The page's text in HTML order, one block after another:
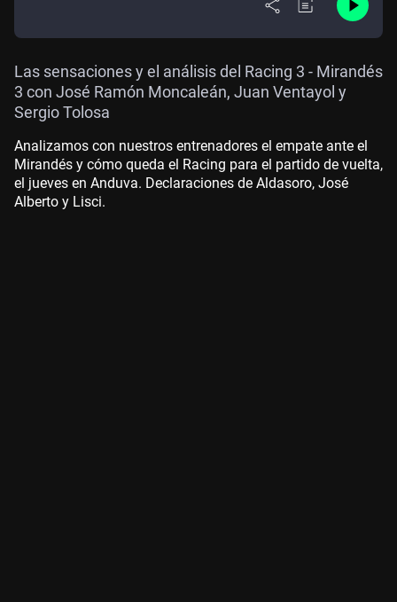
Las sensaciones y el análisis del Racing 3 - Mirandés
3 con José Ramón Moncaleán, Juan Ventayol y
Sergio Tolosa
Analizamos con nuestros entrenadores el empate ante el
Mirandés y cómo queda el Racing para el partido de vuelta,
el jueves en Anduva. Declaraciones de Aldasoro, José
Alberto y Lisci.